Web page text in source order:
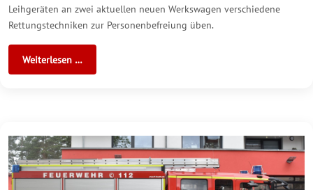
Leihgeräten an zwei aktuellen neuen Werkswagen verschiedene
Rettungstechniken zur Personenbefreiung üben.
Weiterlesen …